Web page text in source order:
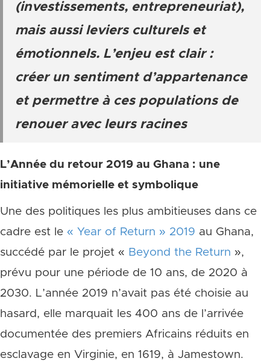
(investissements, entrepreneuriat),
mais aussi leviers culturels et
émotionnels. L’enjeu est clair :
créer un sentiment d’appartenance
et permettre à ces populations de
renouer avec leurs racines
L’Année du retour 2019 au Ghana : une
initiative mémorielle et symbolique
Une des politiques les plus ambitieuses dans ce
cadre est le « Year of Return » 2019 au Ghana,
succédé par le projet « Beyond the Return »,
prévu pour une période de 10 ans, de 2020 à
2030. L’année 2019 n’avait pas été choisie au
hasard, elle marquait les 400 ans de l’arrivée
documentée des premiers Africains réduits en
esclavage en Virginie, en 1619, à Jamestown.